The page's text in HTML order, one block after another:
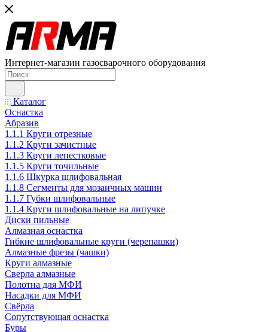
Интернет-магазин газосварочного оборудования
Каталог
Оснастка
Абразив
1.1.1 Круги отрезные
1.1.2 Круги зачистные
1.1.3 Круги лепестковые
1.1.5 Круги точильные
1.1.6 Шкурка шлифовальная
1.1.8 Сегменты для мозаичных машин
1.1.7 Губки шлифовальные
1.1.4 Круги шлифовальные на липучке
Диски пильные
Алмазная оснастка
Гибкие шлифовальные круги (черепашки)
Алмазные фрезы (чашки)
Круги алмазные
Сверла алмазные
Полотна для МФИ
Насадки для МФИ
Свёрла
Сопутствующая оснастка
Буры